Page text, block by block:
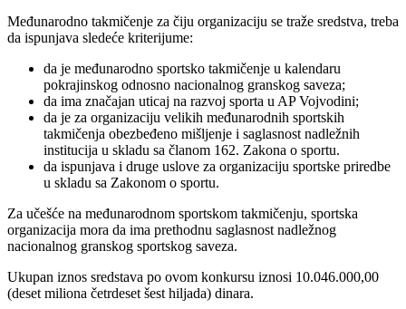
Međunarodno takmičenje za čiju organizaciju se traže sredstva, treba
da ispunjava sledeće kriterijume:
da je međunarodno sportsko takmičenje u kalendaru
pokrajinskog odnosno nacionalnog granskog saveza;
da ima značajan uticaj na razvoj sporta u AP Vojvodini;
da je za organizaciju velikih međunarodnih sportskih
takmičenja obezbeđeno mišljenje i saglasnost nadležnih
institucija u skladu sa članom 162. Zakona o sportu.
da ispunjava i druge uslove za organizaciju sportske priredbe
u skladu sa Zakonom o sportu.
Za učešće na međunarodnom sportskom takmičenju, sportska
organizacija mora da ima prethodnu saglasnost nadležnog
nacionalnog granskog sportskog saveza.
Ukupan iznos sredstava po ovom konkursu iznosi 10.046.000,00
(deset miliona četrdeset šest hiljada) dinara.